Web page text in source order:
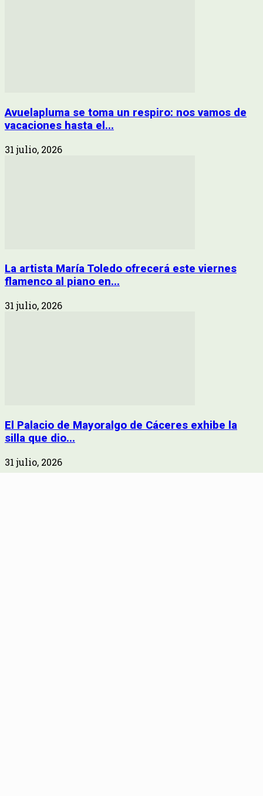
Avuelapluma se toma un respiro: nos vamos de
vacaciones hasta el...
31 julio, 2026
La artista María Toledo ofrecerá este viernes
flamenco al piano en...
31 julio, 2026
El Palacio de Mayoralgo de Cáceres exhibe la
silla que dio...
31 julio, 2026